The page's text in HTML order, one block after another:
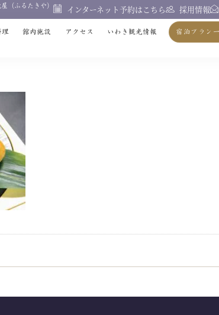
（ふるたきや） インターネット予約はこちら 採用情報
理 館内施設 アクセス いわき観光情報 宿泊プラン
お知らせ